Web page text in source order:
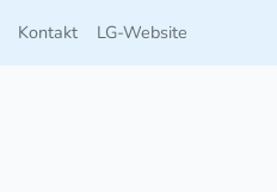
Kontakt LG-Website